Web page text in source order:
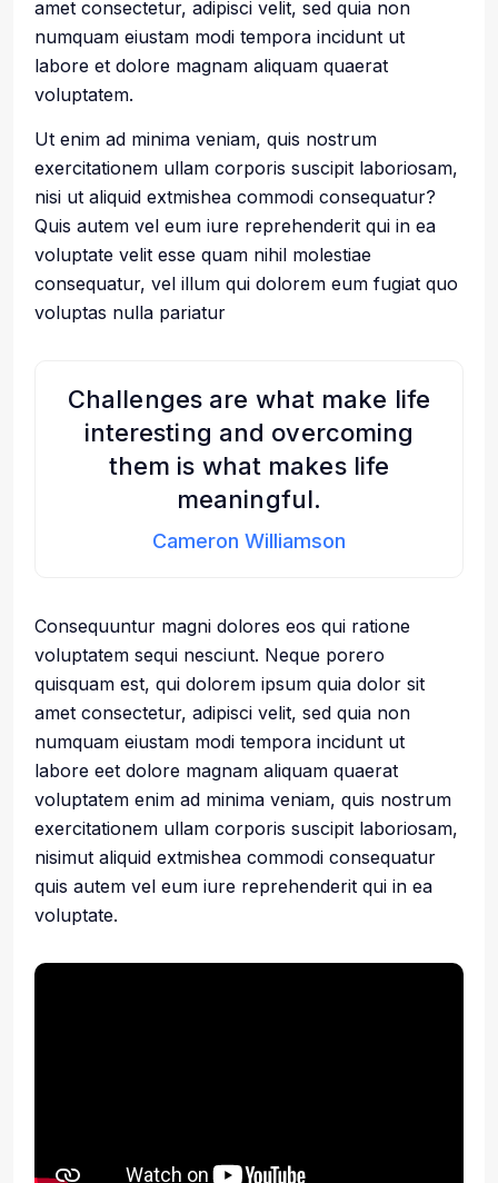
amet consectetur, adipisci velit, sed quia non
numquam eiustam modi tempora incidunt ut
labore et dolore magnam aliquam quaerat
voluptatem.
Ut enim ad minima veniam, quis nostrum
exercitationem ullam corporis suscipit laboriosam,
nisi ut aliquid extmishea commodi consequatur?
Quis autem vel eum iure reprehenderit qui in ea
voluptate velit esse quam nihil molestiae
consequatur, vel illum qui dolorem eum fugiat quo
voluptas nulla pariatur
Challenges are what make life
interesting and overcoming
them is what makes life
meaningful.
Cameron Williamson
Consequuntur magni dolores eos qui ratione
voluptatem sequi nesciunt. Neque porero
quisquam est, qui dolorem ipsum quia dolor sit
amet consectetur, adipisci velit, sed quia non
numquam eiustam modi tempora incidunt ut
labore eet dolore magnam aliquam quaerat
voluptatem enim ad minima veniam, quis nostrum
exercitationem ullam corporis suscipit laboriosam,
nisimut aliquid extmishea commodi consequatur
quis autem vel eum iure reprehenderit qui in ea
voluptate.